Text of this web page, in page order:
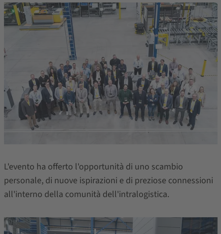
L'evento ha offerto l'opportunità di uno scambio
personale, di nuove ispirazioni e di preziose connessioni
all'interno della comunità dell'intralogistica.